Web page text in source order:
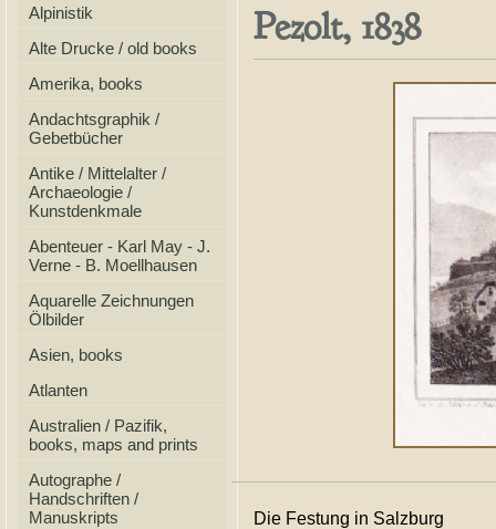
Alpinistik
Alte Drucke / old books
Amerika, books
Andachtsgraphik /
Gebetbücher
Antike / Mittelalter /
Archaeologie /
Kunstdenkmale
Abenteuer - Karl May - J.
Verne - B. Moellhausen
Aquarelle Zeichnungen
Ölbilder
Asien, books
Atlanten
Australien / Pazifik,
books, maps and prints
Autographe /
Handschriften /
Manuskripts
Pezolt, 1838
Die Festung in Salzburg